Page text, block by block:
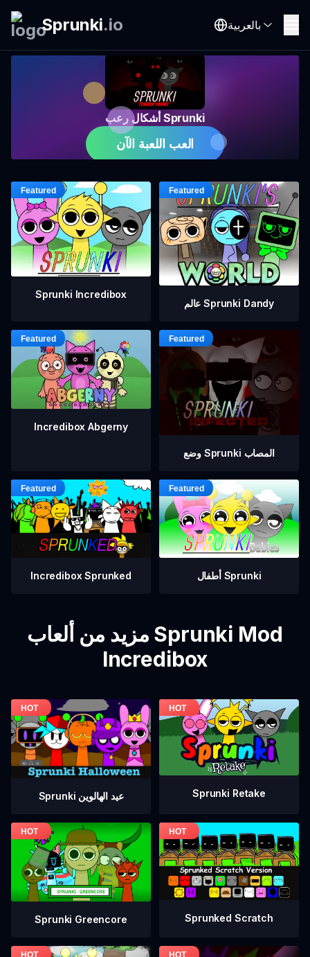
Sprunki.io بالعربية
أشكال رعب Sprunki
العب اللعبة الآن
Sprunki Incredibox
عالم Sprunki Dandy
Incredibox Abgerny
وضع Sprunki المصاب
Incredibox Sprunked أطفال Sprunki
مزيد من ألعاب Sprunki Mod
Incredibox
Sprunki عيد الهالوين Sprunki Retake
Sprunki Greencore Sprunked Scratch